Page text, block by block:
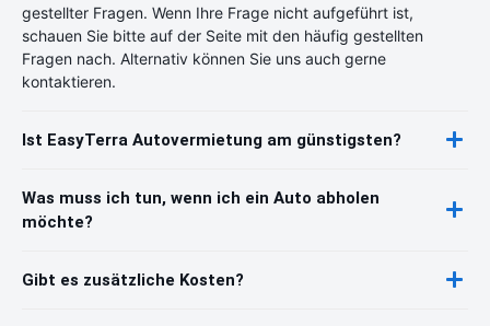
gestellter Fragen. Wenn Ihre Frage nicht aufgeführt ist,
schauen Sie bitte auf der Seite mit den häufig gestellten
Fragen nach. Alternativ können Sie uns auch gerne
kontaktieren.
Ist EasyTerra Autovermietung am günstigsten?
Was muss ich tun, wenn ich ein Auto abholen
möchte?
Gibt es zusätzliche Kosten?